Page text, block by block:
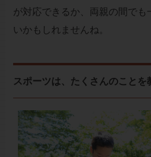
が対応できるか、両親の間で
いかもしれませんね。
スポーツは、たくさんのことを